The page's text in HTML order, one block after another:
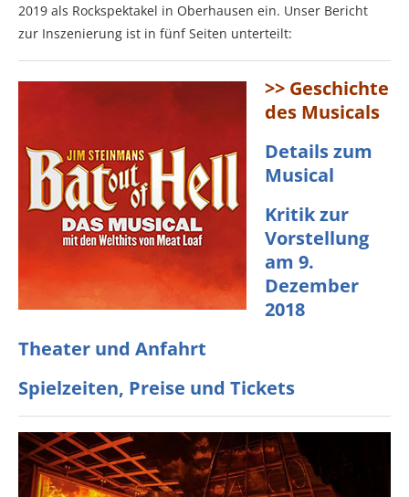
2019 als Rockspektakel in Oberhausen ein. Unser Bericht
zur Inszenierung ist in fünf Seiten unterteilt:
>> Geschichte
des Musicals
Details zum
Musical
Kritik zur
Vorstellung
am 9.
Dezember
2018
Theater und Anfahrt
Spielzeiten, Preise und Tickets